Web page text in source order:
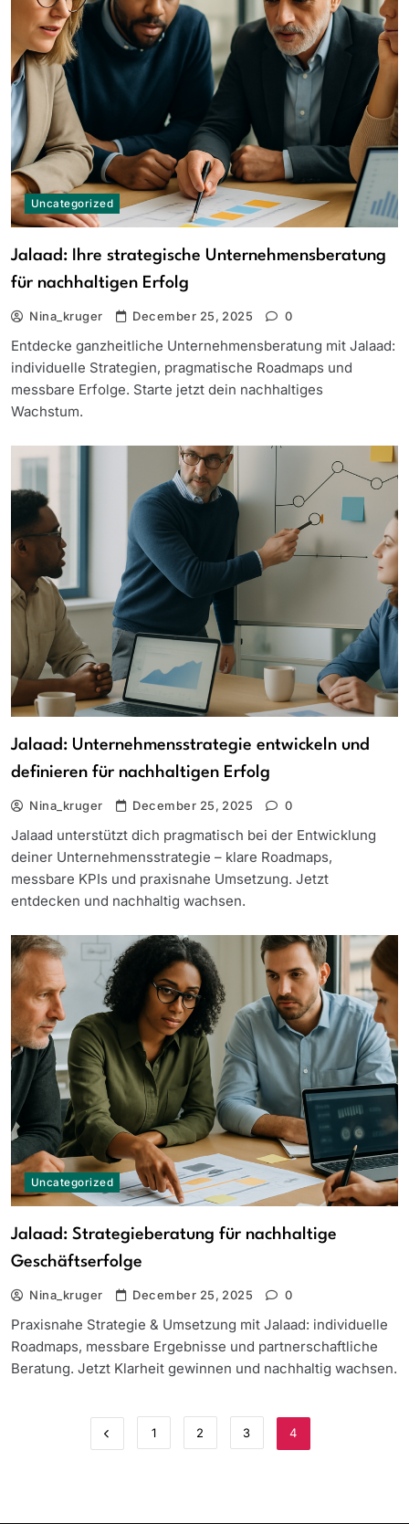
Uncategorized
Jalaad: Ihre strategische Unternehmensberatung
für nachhaltigen Erfolg
Nina_kruger December 25, 2025 0
Entdecke ganzheitliche Unternehmensberatung mit Jalaad:
individuelle Strategien, pragmatische Roadmaps und
messbare Erfolge. Starte jetzt dein nachhaltiges
Wachstum.
Jalaad: Unternehmensstrategie entwickeln und
definieren für nachhaltigen Erfolg
Nina_kruger December 25, 2025 0
Jalaad unterstützt dich pragmatisch bei der Entwicklung
deiner Unternehmensstrategie – klare Roadmaps,
messbare KPIs und praxisnahe Umsetzung. Jetzt
entdecken und nachhaltig wachsen.
Uncategorized
Jalaad: Strategieberatung für nachhaltige
Geschäftserfolge
Nina_kruger December 25, 2025 0
Praxisnahe Strategie & Umsetzung mit Jalaad: individuelle
Roadmaps, messbare Ergebnisse und partnerschaftliche
Beratung. Jetzt Klarheit gewinnen und nachhaltig wachsen.
1 2 3 4